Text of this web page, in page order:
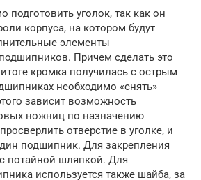
подготовить уголок, так как он
корпуса, на котором будут
элементы
Причем сделать это
кромка получилась с острым
необходимо «снять»
зависит возможность
ножниц по назначению
отверстие в уголке, и
подшипник. Для закрепления
потайной шляпкой. Для
используется также шайба, за